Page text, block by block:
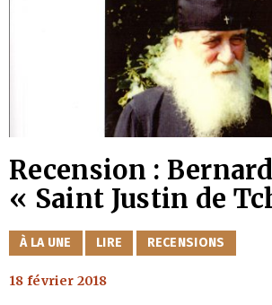
Recension :
« Saint Justin de
CATÉGORIES
À LA UNE LIRE RECENSIONS
18 février 2018